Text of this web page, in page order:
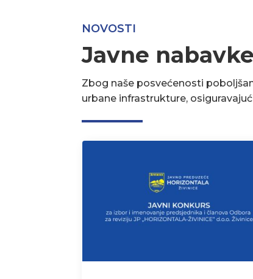
NOVOSTI
Javne
Zbog naše posvećenosti
urbane infrastrukture,